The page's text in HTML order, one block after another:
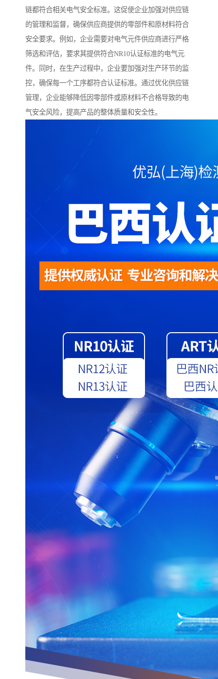
链都符合相关电气安全标准。这促使企业加强对供应链
的管理和监督，确保供应商提供的零部件和原材料符合
安全要求。例如，企业需要对电气元件供应商进行严格
筛选和评估，要求其提供符合NR10认证标准的电气元
件。同时，在生产过程中，企业要加强对生产环节的监
控，确保每一个工序都符合认证标准。通过优化供应链
管理，企业能够降低因零部件或原材料不合格导致的电
气安全风险，提高产品的整体质量和安全性。